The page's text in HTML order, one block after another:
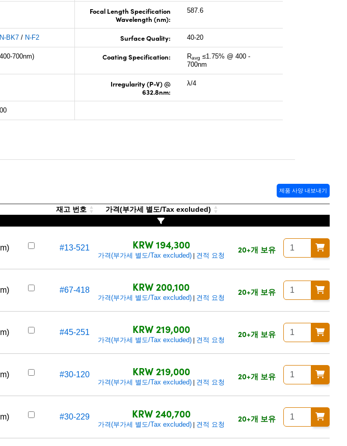
Focal Length Specification
Wavelength (nm):
587.6
N-BK7/ N-F2 Surface Quality: 40-20
700nm) Coating Specification: Ravg ≤1.75% @ 400 -
700nm
Irregularity (P-V) @
632.8nm:
λ/4
제품 사양 내보내기
재고 번호 가격(부가세 별도/Tax excluded)
#13-521 KRW 194,300
가격(부가세 별도/Tax excluded)| 견적 요청
20+개 보유
#67-418 KRW 200,100
가격(부가세 별도/Tax excluded)| 견적 요청
20+개 보유
#45-251 KRW 219,000
가격(부가세 별도/Tax excluded)| 견적 요청
20+개 보유
#30-120 KRW 219,000
가격(부가세 별도/Tax excluded)| 견적 요청
20+개 보유
#30-229 KRW 240,700
가격(부가세 별도/Tax excluded)| 견적 요청
20+개 보유